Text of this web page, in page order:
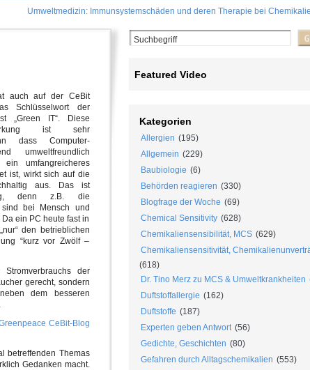
Umweltmedizin: Immunsystemschäden und deren Therapie bei
auch auf der CeBit
Schlüsselwort der
„Green IT“. Diese
ist sehr
dass Computer-
umweltfreundlich
umfangreicheres
ist, wirkt sich auf die
aus. Das ist
denn z.B. die
sind bei Mensch und
ein PC heute fast in
den betrieblichen
“kurz vor Zwölf –
der
gerecht, sondern
dem besseren
CeBit-Blog
betreffenden Themas
Gedanken macht.
Featured Video
Kategorien
Allergien (195)
Allgemein (229)
Baubiologie (6)
Behörden reagieren (330)
Blogfrage der Woche (69)
Chemical Sensitivity (628)
Chemikaliensensibilität, MCS (629)
Chemikaliensensitivität,
(618)
Dr. Tino Merz zu MCS & Umweltkrankheiten
Duftstoffallergie (162)
Duftstoffe (187)
Experten geben Antwort (56)
Gedichte, Geschichten (80)
Gefahren durch Alltagschemikalien (553)